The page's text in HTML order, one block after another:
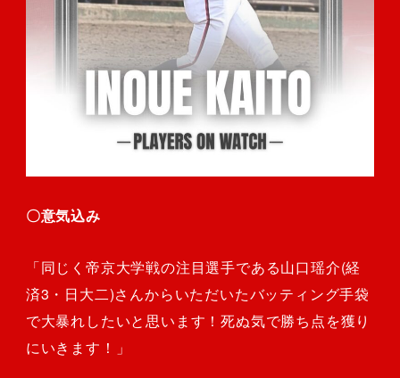
〇意気込み
「同じく帝京大学戦の注目選手である山口瑶介(経
済3・日大二)さんからいただいたバッティング手袋
で大暴れしたいと思います！死ぬ気で勝ち点を獲り
にいきます！」